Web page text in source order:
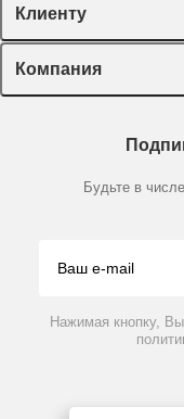
Спецпредложения
Оборудование,
Пластик, стекло,
Химические
Производители
Клиенту
Лекторий Диаэм
Доставка и оплата
Мобильное
Компания
Партнеры
Контакты
Будьте в
Нажимая кнопку,